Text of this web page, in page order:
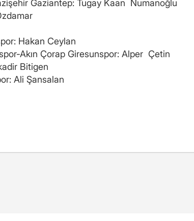
Gaziantep: Tugay Kaan Numanoğlu
Hakan Ceylan
Akın Çorap Giresunspor: Alper Çetin
Bitigen
Ali Şansalan